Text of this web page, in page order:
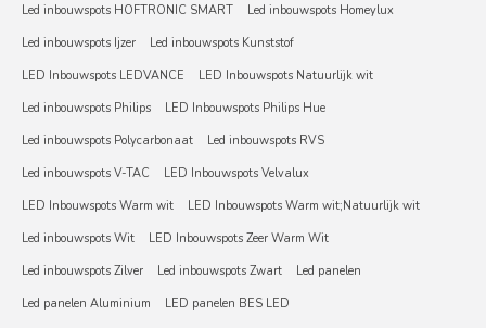
Led inbouwspots HOFTRONIC SMART
Led inbouwspots Homeylux
Led inbouwspots Ijzer
Led inbouwspots Kunststof
LED Inbouwspots LEDVANCE
LED Inbouwspots Natuurlijk wit
Led inbouwspots Philips
LED Inbouwspots Philips Hue
Led inbouwspots Polycarbonaat
Led inbouwspots RVS
Led inbouwspots V-TAC
LED Inbouwspots Velvalux
LED Inbouwspots Warm wit
LED Inbouwspots Warm wit;Natuurlijk wit
Led inbouwspots Wit
LED Inbouwspots Zeer Warm Wit
Led inbouwspots Zilver
Led inbouwspots Zwart
Led panelen
Led panelen Aluminium
LED panelen BES LED